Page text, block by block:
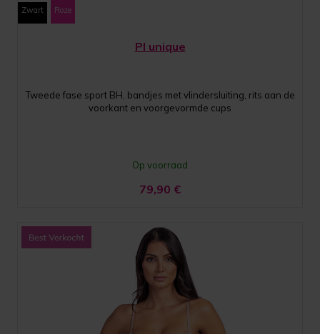
Zwart Roze
PI unique
Tweede fase sport BH, bandjes met vlindersluiting, rits aan de
voorkant en voorgevormde cups
Op voorraad
79,90 €